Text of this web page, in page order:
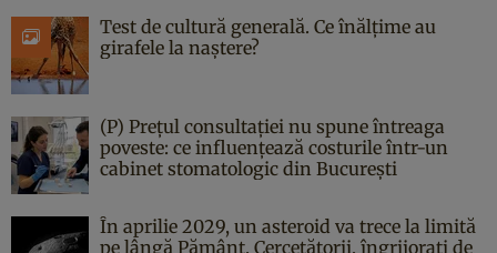
Test de cultură generală. Ce înălțime au
girafele la naștere?
(P) Prețul consultației nu spune întreaga
poveste: ce influențează costurile într-un
cabinet stomatologic din București
În aprilie 2029, un asteroid va trece la limită
pe lângă Pământ. Cercetătorii, îngrijorați de